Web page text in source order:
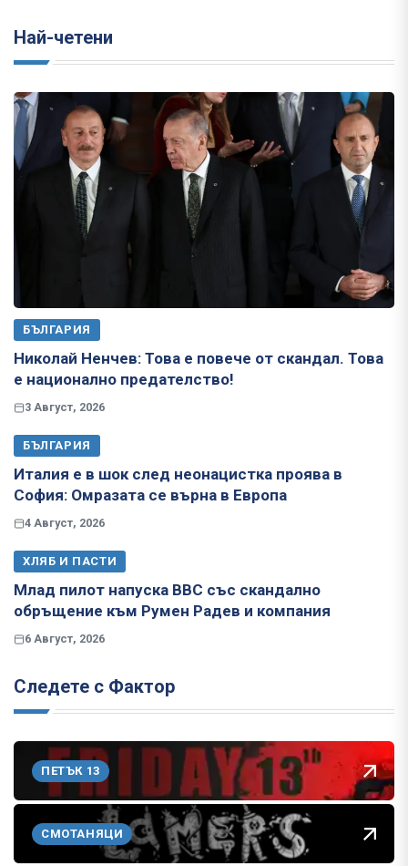
Най-четени
БЪЛГАРИЯ
Николай Ненчев: Това е повече от скандал. Това
е национално предателство!
3 Август, 2026
БЪЛГАРИЯ
Италия е в шок след неонацистка проява в
София: Омразата се върна в Европа
4 Август, 2026
ХЛЯБ И ПАСТИ
Млад пилот напуска ВВС със скандално
обръщение към Румен Радев и компания
6 Август, 2026
Следете с Фактор
ПЕТЪК 13
СМОТАНЯЦИ